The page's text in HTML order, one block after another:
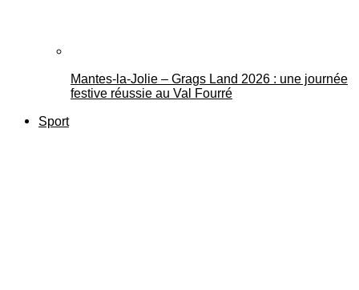
Mantes-la-Jolie – Grags Land 2026 : une journée
festive réussie au Val Fourré
Sport